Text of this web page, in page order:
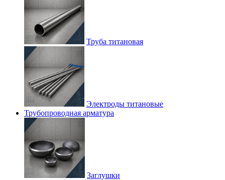
Труба титановая
Электроды титановые
Трубопроводная арматура
Заглушки